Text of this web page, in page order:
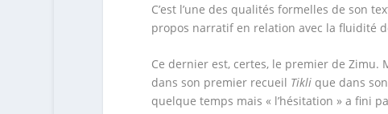
C’est l’une des qualités formelles de son
propos narratif en relation avec la fluidité
Ce dernier est, certes, le premier de Zimu.
dans son premier recueil Tikli que dans
quelque temps mais « l’hésitation » a fini